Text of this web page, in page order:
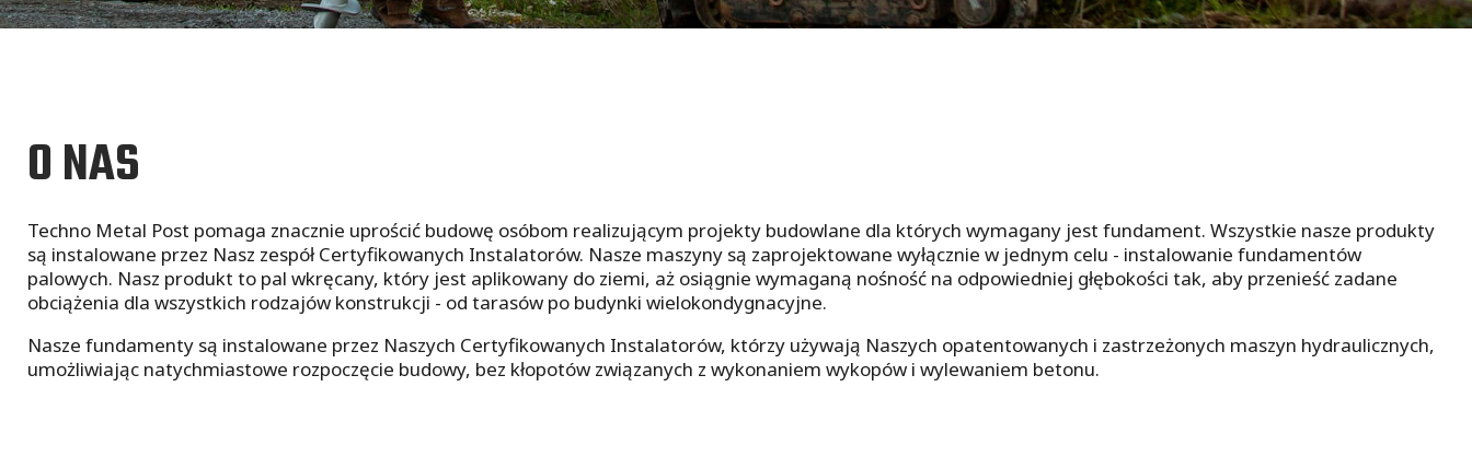
O NAS
Techno Metal Post pomaga znacznie uprościć budowę osóbom realizującym projekty budowlane dla których wymagany jest fundament. Wszystkie nasze produkty
są instalowane przez Nasz zespół Certyfikowanych Instalatorów. Nasze maszyny są zaprojektowane wyłącznie w jednym celu - instalowanie fundamentów
palowych. Nasz produkt to pal wkręcany, który jest aplikowany do ziemi, aż osiągnie wymaganą nośność na odpowiedniej głębokości tak, aby przenieść zadane
obciążenia dla wszystkich rodzajów konstrukcji - od tarasów po budynki wielokondygnacyjne.
Nasze fundamenty są instalowane przez Naszych Certyfikowanych Instalatorów, którzy używają Naszych opatentowanych i zastrzeżonych maszyn hydraulicznych,
umożliwiając natychmiastowe rozpoczęcie budowy, bez kłopotów związanych z wykonaniem wykopów i wylewaniem betonu.